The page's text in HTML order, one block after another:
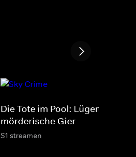
Die Tote im Pool: Lügen, Betrug
mörderische Gier
S1 streamen